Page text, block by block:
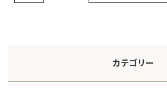
カテゴリー